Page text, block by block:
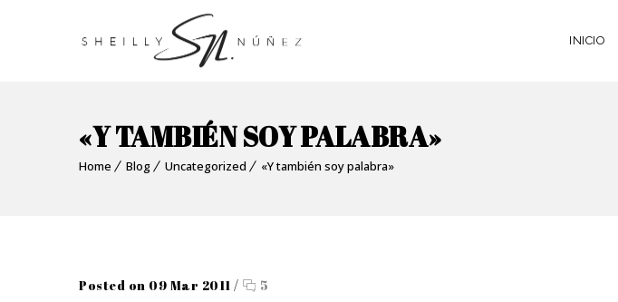
INICIO
«Y TAMBIÉN SOY PALABRA»
Home Blog Uncategorized «Y también soy palabra»
Posted on 09 Mar 2011 / 5